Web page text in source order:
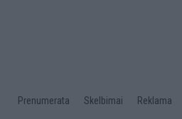
Desktop
Prenumerata Skelbimai Reklama